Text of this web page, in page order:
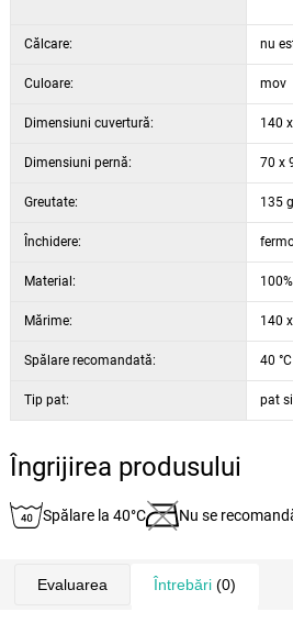
Călcare: nu
Culoare: mov
Dimensiuni cuvertură: 140
Dimensiuni pernă: 70 x
Greutate: 135
Închidere:
Material:
Mărime: 140
Spălare recomandată: 40 °C
Tip pat: pat
Îngrijirea produsului
Spălare la 40°C Nu se
Evaluarea Întrebări(0)